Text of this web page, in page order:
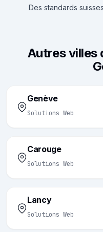
Des standards
Autres villes
Genève
Solutions Web
Carouge
Solutions Web
Lancy
Solutions Web